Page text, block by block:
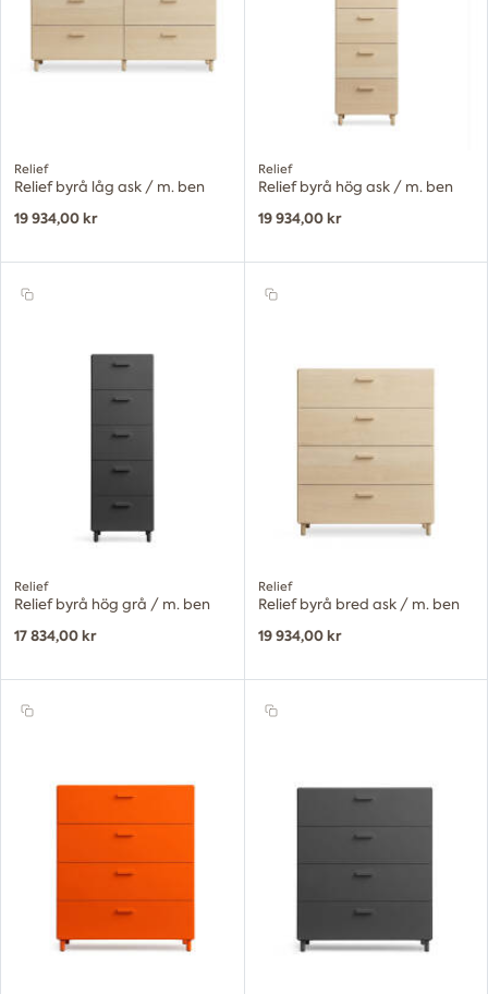
Relief
Relief byrå låg ask / m. ben
19 934,00 kr
Relief
Relief byrå hög ask / m. ben
19 934,00 kr
Relief
Relief byrå hög grå / m. ben
17 834,00 kr
Relief
Relief byrå bred ask / m. ben
19 934,00 kr